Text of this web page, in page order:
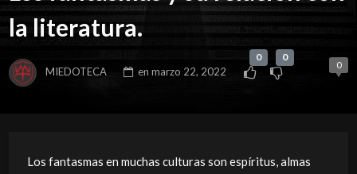
la literatura.
MIEDOTECA en marzo 22, 2022
0 0
0
Los fantasmas en muchas culturas son espíritus, almas